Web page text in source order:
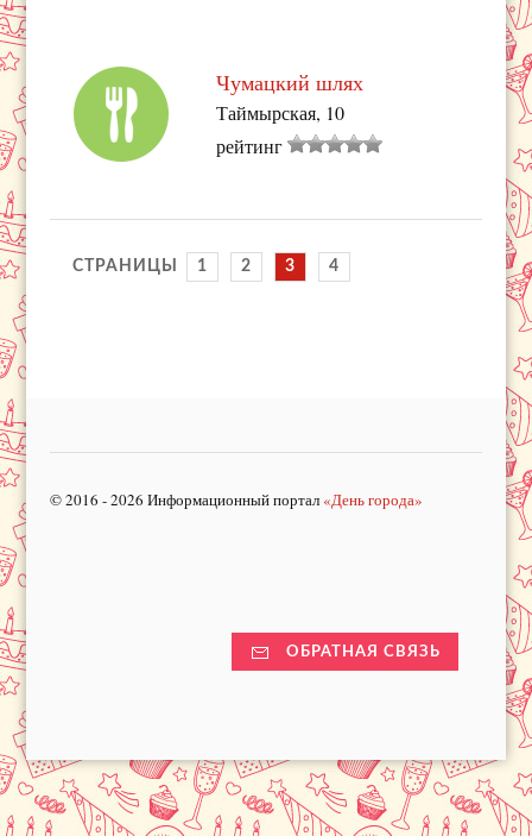
Чумацкий шлях
Таймырская, 10
рейтинг
СТРАНИЦЫ 1 2 3 4
© 2016 - 2026 Информационный портал «День города»
ОБРАТНАЯ СВЯЗЬ